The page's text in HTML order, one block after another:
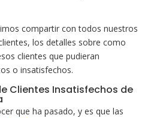
compartir con todos nuestros
los detalles sobre como
clientes que pudieran
o insatisfechos.
Clientes Insatisfechos de
que ha pasado, y es que las